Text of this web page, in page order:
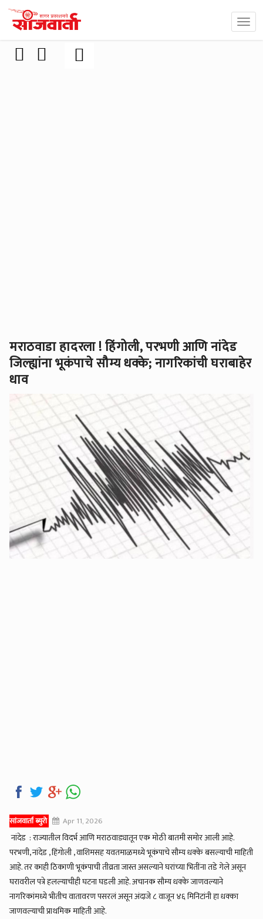
मराठवाडा हादरला ! हिंगोली, परभणी आणि नांदेड
जिल्ह्यांना भूकंपाचे सौम्य धक्के; नागरिकांची घराबाहेर
धाव
सांजवार्ता ब्युरो Apr 11, 2026
नांदेड : राज्यातील विदर्भ आणि मराठवाड्यातून एक मोठी बातमी समोर आली आहे.
परभणी, नांदेड , हिंगोली , वाशिमसह यवतमाळमध्ये भूकंपाचे सौम्य धक्के बसल्याची माहिती
आहे. तर काही ठिकाणी भूकंपाची तीव्रता जास्त असल्याने घरांच्या भितींना तडे गेले असून
घरावरील पत्रे हलल्याचीही घटना घडली आहे. अचानक सौम्य धक्के जाणवल्याने
नागरिकांमध्ये भीतीच वातावरण पसरलं असून अंदाजे ८ वाजून ४६ मिनिटांनी हा धक्का
जाणवल्याची प्राथमिक माहिती आहे.